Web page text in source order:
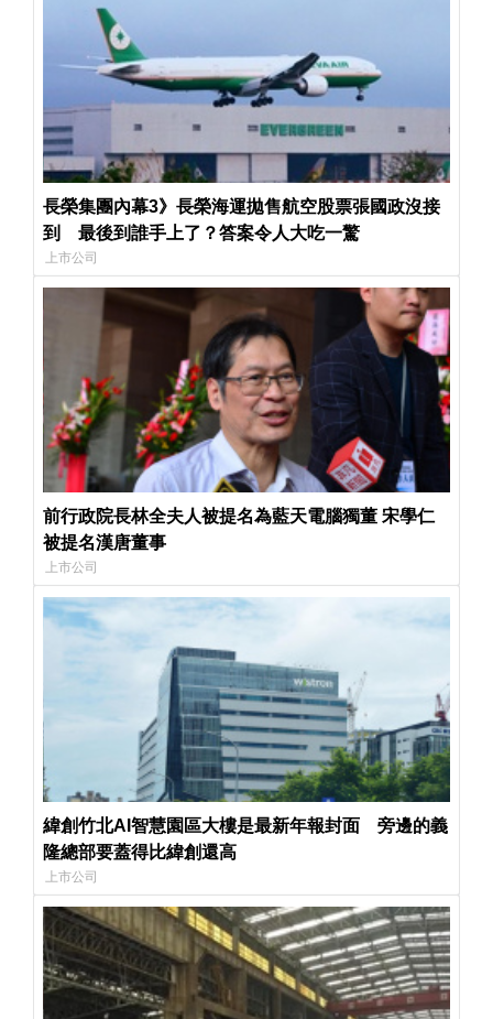
長榮集團內幕3》長榮海運拋售航空股票張國政沒接
到 最後到誰手上了？答案令人大吃一驚
上市公司
前行政院長林全夫人被提名為藍天電腦獨董 宋學仁
被提名漢唐董事
上市公司
緯創竹北AI智慧園區大樓是最新年報封面 旁邊的義
隆總部要蓋得比緯創還高
上市公司